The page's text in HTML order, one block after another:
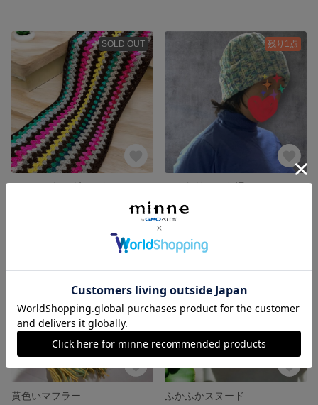
SOLD OUT
カラフルなラグマット
残り1点
ふんわりニット帽
残り1点
黄色いマフラー
ふかふかスヌード